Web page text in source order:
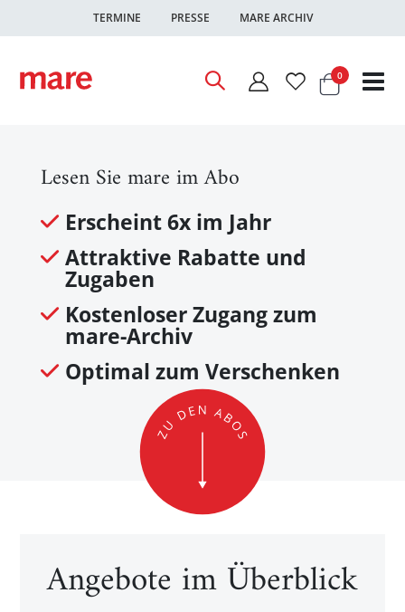
TERMINE PRESSE MARE ARCHIV
Warenkorb
0Artikel
Lesen Sie mare im Abo
Erscheint 6x im Jahr
Attraktive Rabatte und
Zugaben
Kostenloser Zugang zum
mare-Archiv
Optimal zum Verschenken
Angebote im Überblick